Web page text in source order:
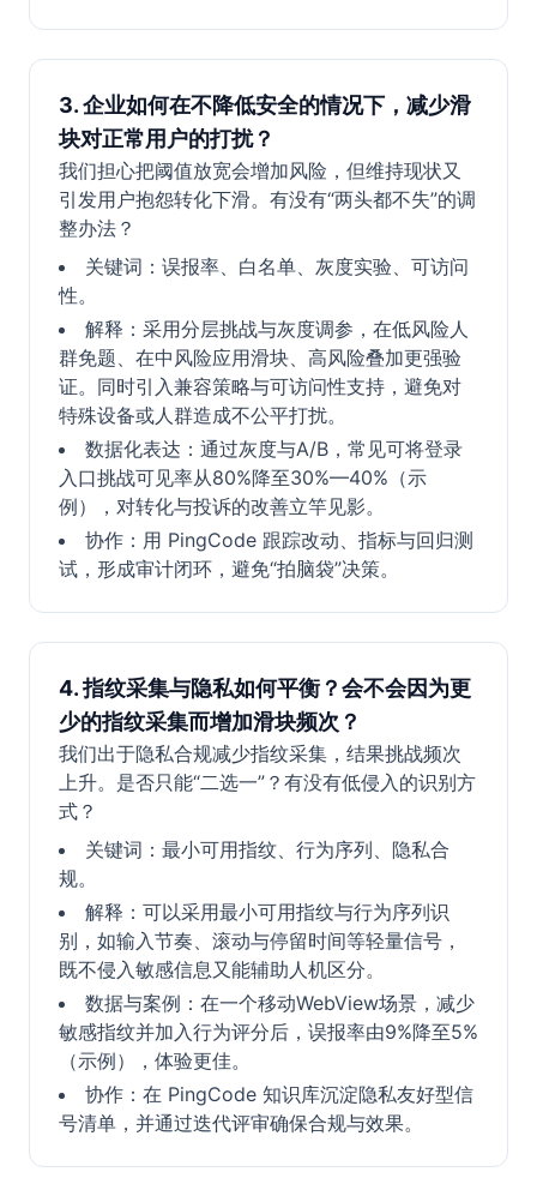
3. 企业如何在不降低安全的情况下，减少滑
块对正常用户的打扰？
我们担心把阈值放宽会增加风险，但维持现状又
引发用户抱怨转化下滑。有没有“两头都不失”的调
整办法？
关键词：误报率、白名单、灰度实验、可访问
性。
解释：采用分层挑战与灰度调参，在低风险人
群免题、在中风险应用滑块、高风险叠加更强验
证。同时引入兼容策略与可访问性支持，避免对
特殊设备或人群造成不公平打扰。
数据化表达：通过灰度与A/B，常见可将登录
入口挑战可见率从80%降至30%—40%（示
例），对转化与投诉的改善立竿见影。
协作：用 PingCode 跟踪改动、指标与回归测
试，形成审计闭环，避免“拍脑袋”决策。
4. 指纹采集与隐私如何平衡？会不会因为更
少的指纹采集而增加滑块频次？
我们出于隐私合规减少指纹采集，结果挑战频次
上升。是否只能“二选一”？有没有低侵入的识别方
式？
关键词：最小可用指纹、行为序列、隐私合
规。
解释：可以采用最小可用指纹与行为序列识
别，如输入节奏、滚动与停留时间等轻量信号，
既不侵入敏感信息又能辅助人机区分。
数据与案例：在一个移动WebView场景，减少
敏感指纹并加入行为评分后，误报率由9%降至5%
（示例），体验更佳。
协作：在 PingCode 知识库沉淀隐私友好型信
号清单，并通过迭代评审确保合规与效果。